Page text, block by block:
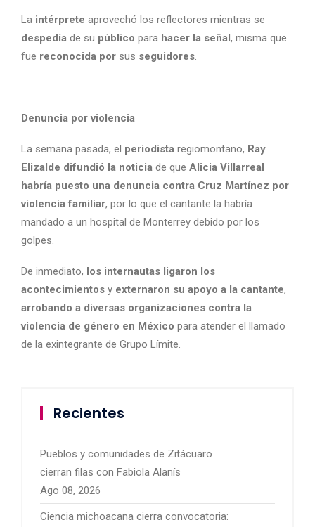
La intérprete aprovechó los reflectores mientras se
despedía de su público para hacer la señal, misma que
fue reconocida por sus seguidores.
Denuncia por violencia
La semana pasada, el periodista regiomontano, Ray
Elizalde difundió la noticia de que Alicia Villarreal
habría puesto una denuncia contra Cruz Martínez por
violencia familiar, por lo que el cantante la habría
mandado a un hospital de Monterrey debido por los
golpes.
De inmediato, los internautas ligaron los
acontecimientos y externaron su apoyo a la cantante,
arrobando a diversas organizaciones contra la
violencia de género en México para atender el llamado
de la exintegrante de Grupo Límite.
Recientes
Pueblos y comunidades de Zitácuaro
cierran filas con Fabiola Alanís
Ago 08, 2026
Ciencia michoacana cierra convocatoria: